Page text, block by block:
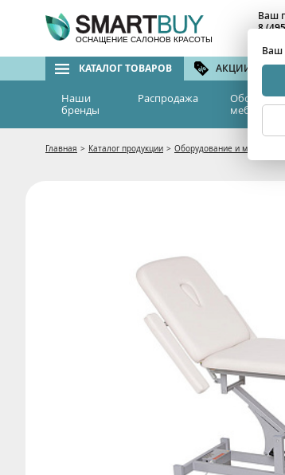
ОСНАЩЕНИЕ САЛОНОВ КРАСОТЫ
Ваш
Ваш
8
КАТАЛОГ ТОВАРОВ АКЦИИ И
Наши
бренды
Распродажа
мебель
Главная > Каталог продукции > Оборудование и мебель